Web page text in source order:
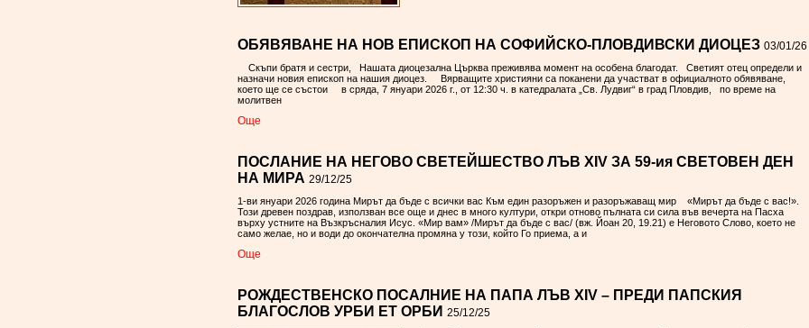
ОБЯВЯВАНЕ НА НОВ ЕПИСКОП НА СОФИЙСКО-ПЛОВДИВСКИ ДИОЦЕЗ 03/01/26
Скъпи братя и сестри, Нашата диоцезална Църква преживява момент на особена благодат. Светият отец определи и
назначи новия епископ на нашия диоцез. Вярващите християни са поканени да участват в официалното обявяване,
което ще се състои в сряда, 7 януари 2026 г., от 12:30 ч. в катедралата „Св. Лудвиг“ в град Пловдив, по време на
молитвен
Oще
ПОСЛАНИЕ НА НЕГОВО СВЕТЕЙШЕСТВО ЛЪВ XIV ЗА 59-ия СВЕТОВЕН ДЕН
НА МИРА 29/12/25
1-ви януари 2026 година Мирът да бъде с всички вас Към един разоръжен и разоръжаващ мир «Мирът да бъде с вас!».
Този древен поздрав, използван все още и днес в много култури, откри отново пълната си сила във вечерта на Пасха
върху устните на Възкръсналия Исус. «Мир вам» /Мирът да бъде с вас/ (вж. Йоан 20, 19.21) е Неговото Слово, което не
само желае, но и води до окончателна промяна у този, който Го приема, а и
Oще
РОЖДЕСТВЕНСКО ПОСАЛНИЕ НА ПАПА ЛЪВ XIV – ПРЕДИ ПАПСКИЯ
БЛАГОСЛОВ УРБИ ЕТ ОРБИ 25/12/25